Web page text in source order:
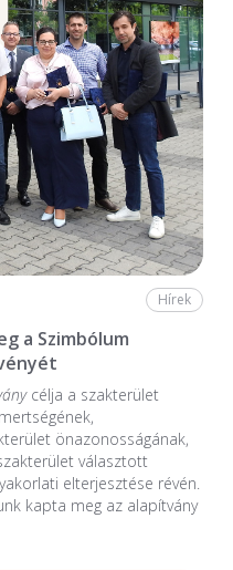
Hírek
a Szimbólum
célja a szakterület
önazonosságának,
választott
elterjesztése révén.
kapta meg az alapítvány